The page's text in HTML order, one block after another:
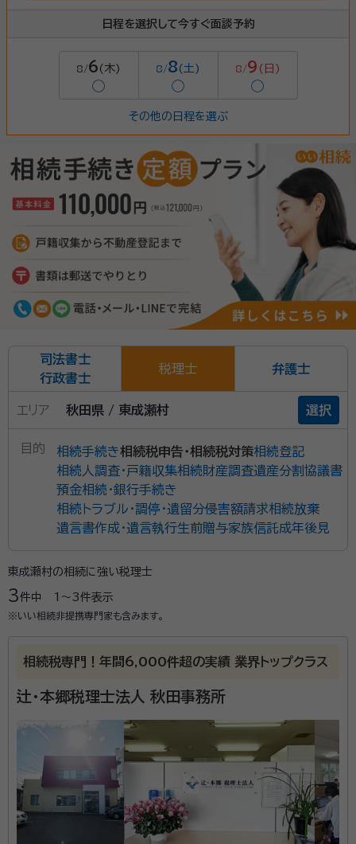
日程を選択して今すぐ面談予約
8/6 (木)
◯
8/8(土)
◯
8/9 (日)
◯
その他の日程を選ぶ
司法書士
行政書士
税理士 弁護士
エリア 秋田県 / 東成瀬村 選択
目的 相続手続き相続税申告・相続税対策相続登記
相続人調査・戸籍収集相続財産調査遺産分割協議書
預金相続・銀行手続き
相続トラブル・調停・遺留分侵害額請求相続放棄
遺言書作成・遺言執行生前贈与家族信託成年後見
東成瀬村の相続に強い税理士
3件中 1〜3件表示
※いい相続非提携専門家も含みます。
相続税専門！年間6,000件超の実績 業界トップクラス
辻・本郷税理士法人 秋田事務所